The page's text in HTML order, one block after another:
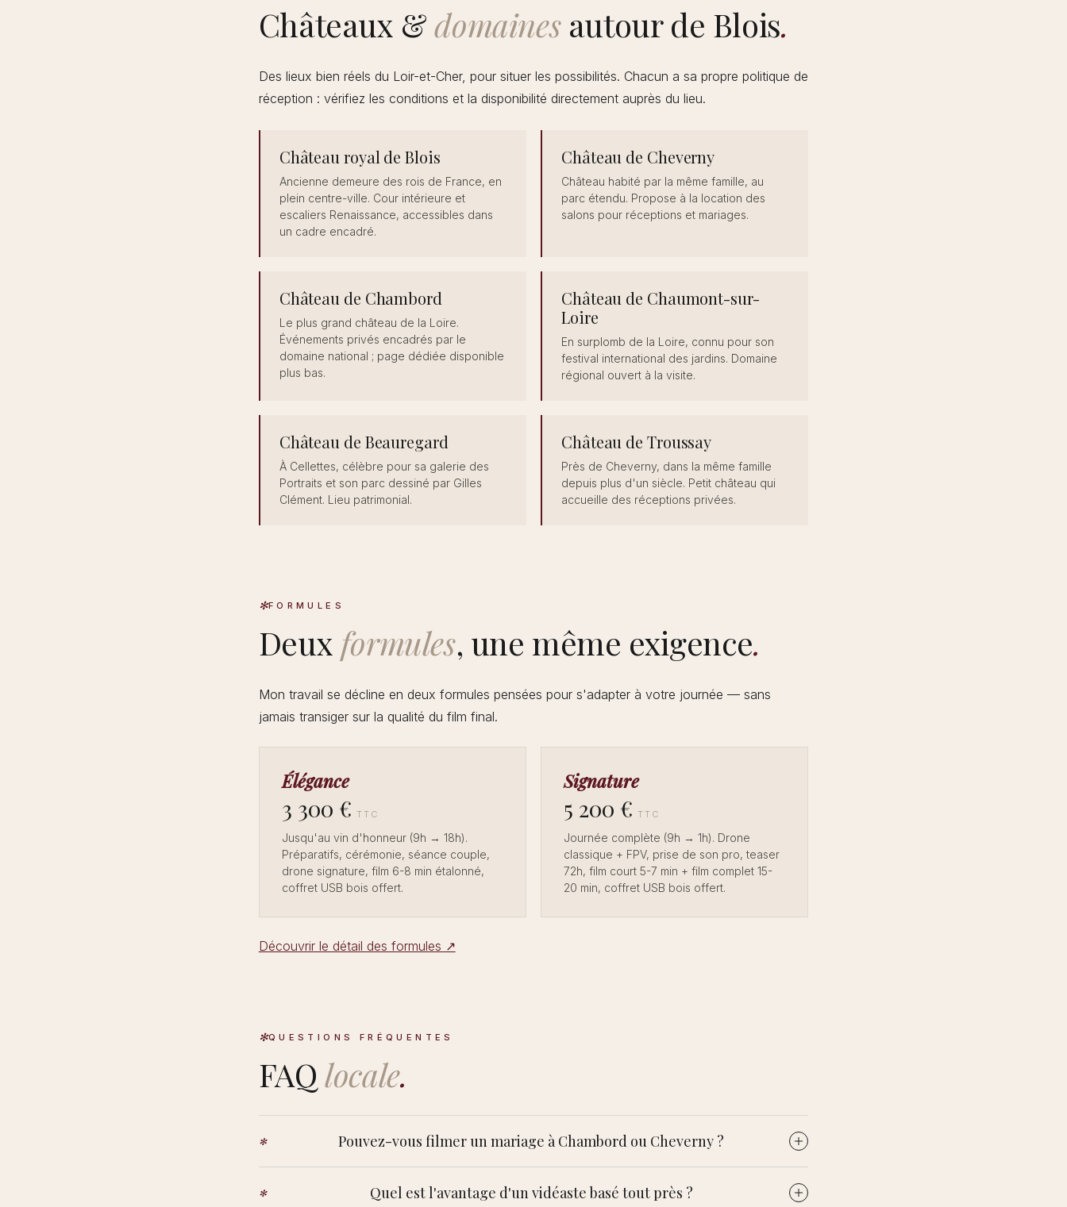
Châteaux &domainesautour de Blois.
Des lieux bien réels du Loir-et-Cher, pour situer les possibilités. Chacun a sa propre politique de
réception : vérifiez les conditions et la disponibilité directement auprès du lieu.
Château royal de Blois
Ancienne demeure des rois de France, en
plein centre-ville. Cour intérieure et
escaliers Renaissance, accessibles dans
un cadre encadré.
Château de Cheverny
Château habité par la même famille, au
parc étendu. Propose à la location des
salons pour réceptions et mariages.
Château de Chambord
Le plus grand château de la Loire.
Événements privés encadrés par le
domaine national ; page dédiée disponible
plus bas.
Château de Chaumont-sur-
Loire
En surplomb de la Loire, connu pour son
festival international des jardins. Domaine
régional ouvert à la visite.
Château de Beauregard
À Cellettes, célèbre pour sa galerie des
Portraits et son parc dessiné par Gilles
Clément. Lieu patrimonial.
Château de Troussay
Près de Cheverny, dans la même famille
depuis plus d'un siècle. Petit château qui
accueille des réceptions privées.
FORMULES
Deux formules, une même exigence.
Mon travail se décline en deux formules pensées pour s'adapter à votre journée — sans
jamais transiger sur la qualité du film final.
Élégance
3 300 € TTC
Jusqu'au vin d'honneur (9h → 18h).
Préparatifs, cérémonie, séance couple,
drone signature, film 6-8 min étalonné,
coffret USB bois offert.
Signature
5 200 € TTC
Journée complète (9h → 1h). Drone
classique + FPV, prise de son pro, teaser
72h, film court 5-7 min + film complet 15-
20 min, coffret USB bois offert.
Découvrir le détail des formules ↗
QUESTIONS FRÉQUENTES
FAQlocale.
Pouvez-vous filmer un mariage à Chambord ou Cheverny ?
propres règles (zones autorisées, créneaux, drone) ; je lesvérifie en amontauprès du lieu et
Quel est l'avantage d'un vidéaste basé tout près ?